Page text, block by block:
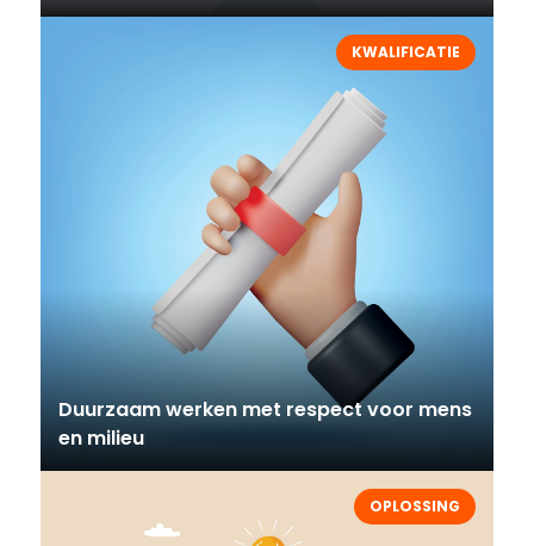
KWALIFICATIE
Duurzaam werken met respect voor mens
en milieu
OPLOSSING